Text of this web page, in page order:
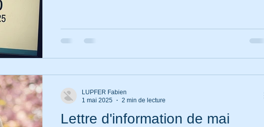
Lettre d'information de mai
LUPFER Fabien
1 mai 2025
2 min de lecture